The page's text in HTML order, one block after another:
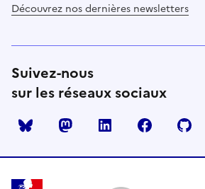
Découvrez nos dernières newsletters
Suivez-nous
sur les réseaux sociaux
MastodonLinkedIn Facebook